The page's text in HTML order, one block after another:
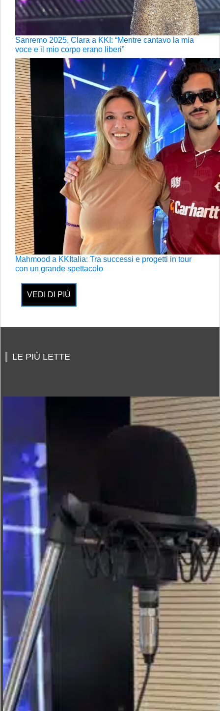
Sanremo 2025, Clara a KKI: “Mentre cantavo la mia
voce e il mio corpo erano liberi”
Mahmood a KKItalia: Tra successi e progetti in tour
con un grande spettacolo
VEDI DI PIÙ
LE PIÙ LETTE